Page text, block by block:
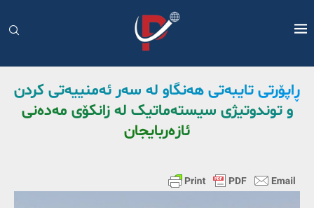
ڕاپۆرتی تایبەتی هەنگاو لە سەر ئەمنییەتی کردن
و توندوتیژی سیستەماتیک لە زانکۆی مەدەنی
ئازەربایجان